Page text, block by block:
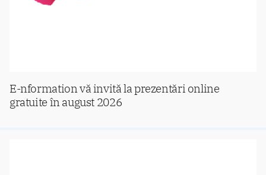
E-nformation vă invită la prezentări online
gratuite în august 2026